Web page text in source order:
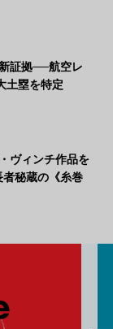
証拠──航空レ
土塁を特定
ヴィンチ作品を
秘蔵の《糸巻